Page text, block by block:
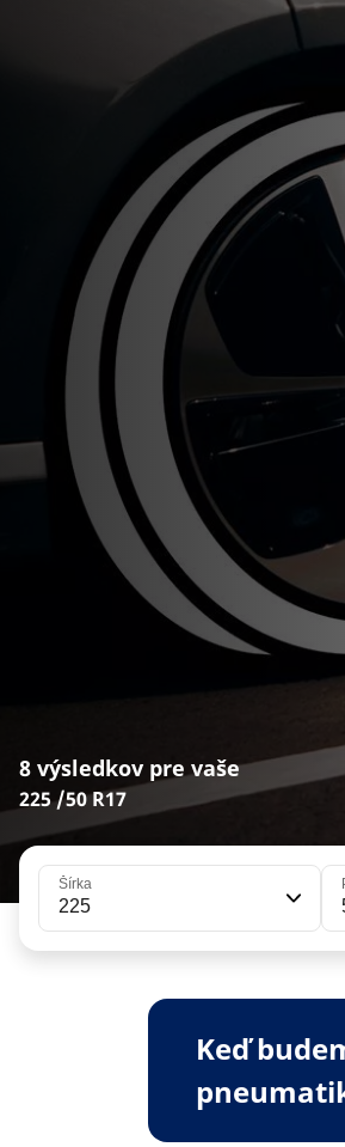
8 výsledkov pre vaše
225 /50 R17
Šírka
225
Keď